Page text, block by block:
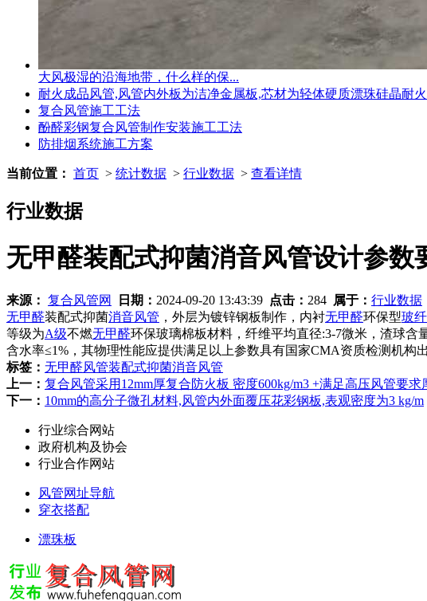
大风极湿的沿海地带，什么样的保...
耐火成品风管,风管内外板为洁净金属板,芯材为轻体硬质漂珠硅晶耐
复合风管施工工法
酚醛彩钢复合风管制作安装施工工法
防排烟系统施工方案
当前位置： 首页 > 统计数据 > 行业数据 > 查看详情
行业数据
无甲醛装配式抑菌消音风管设计参数
来源： 复合风管网 日期： 2024-09-20 13:43:39 点击： 284 属于： 行业数据
无甲醛装配式抑菌消音风管 ，外层为镀锌钢板制作，内衬无甲醛环保型玻
等级为A级不燃无甲醛环保玻璃棉板材料，纤维平均直径:3-7微米，渣球含
含水率≤1%，其物理性能应提供满足以上参数具有国家CMA资质检测机构
标签： 无甲醛风管装配式抑菌消音风管
上一： 复合风管采用12mm厚复合防火板 密度600kg/m3 +满足高压风管要
下一： 10mm的高分子微孔材料,风管内外面覆压花彩钢板,表观密度为3 kg/m
行业综合网站
政府机构及协会
行业合作网站
风管网址导航
穿衣搭配
漂珠板